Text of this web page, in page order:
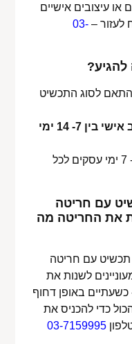
או עיצובים אישיים
לעזור –03-
להגיע?
לסוג התכשיט
מוצרים עם חריטה / עיצוב אישי בין 7- 14 ימי
מוצרים ללא חריטה 3 עד כ- 7 ימי עסקים לכל
עם חריטה
את החריטה מה
תכשיט עם חריטה
לשנות את
באופן דחוף
כדי להכניס את
03-7159995